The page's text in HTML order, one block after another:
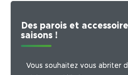
Des parois et
saisons !
Vous souhaitez vous abriter